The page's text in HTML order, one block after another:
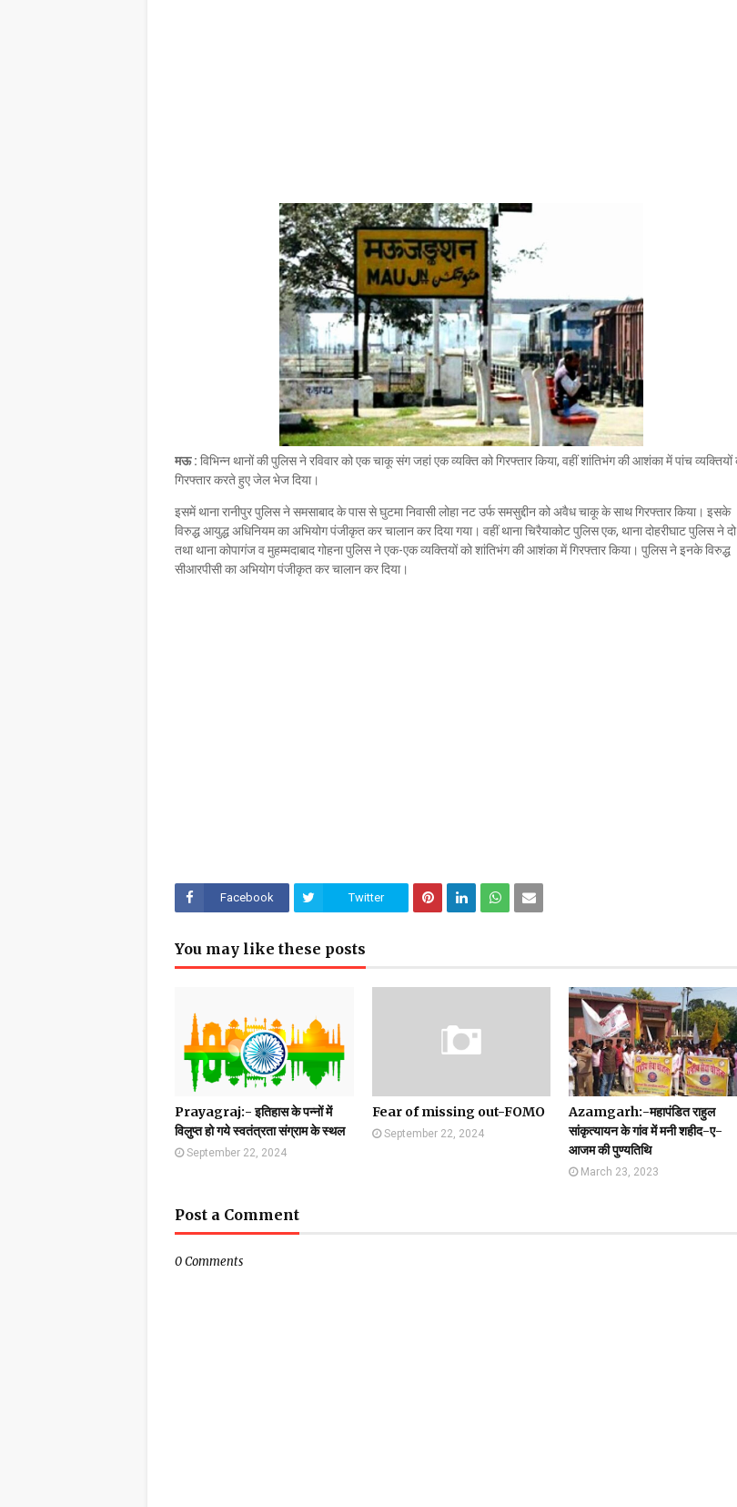
Mau:-ठंड को देखते हुए एक से आठ तक के विद्यालय 31
UP:- यूपी निकाय चुनाव पर हाई कोर्ट का बड़ा फैसला,
UP:-निकाय चुनाव पर 27 को सुनाया जाएगा फैसला
Mau Beat Media
Mau:-यूपी में अब रात 11.00 बजे के बाद नहीं चलेंगी
Mau Beat Media-Dec 21 2022
Mau:- V-Mart को जिला प्रशासन ने किया सील
Mau Beat Media-Dec 19 2022
Mau:-माफिया मुख्तार अंसारी के सहयोगी रफीक पर बड़ी
Mau Beat Media- Dec 14 2022
Mau:- प्री बोर्ड टापर्स को किया गया सम्मानित
Mau Beat Media -Dec 14 2022
Mau:-जिलाधिकारी ने गुंडा एक्ट के तहत 10 लोगों को
Mau Beat Media-Dec 10 2022
Mau:-मऊ के काजीटोला निवासी गौरव वर्मा बने आइएएस
Mau Beat Media-Dec 06 2022
Mau Beat Media-Nov 28 2022
Mau:-जांच में 74 खाद्य नमूनों में 19 में मिली मिलावट
Mau Beat Media-Nov 15 2022
Prayagraj:- इतिहास के पन्नों में विलुप्त हो गये
मऊ : विभिन्न थानों की पुलिस ने रविवार को एक चाकू संग जहां एक व्यक्ति को गिरफ्तार किया, वहीं शांतिभंग की आशंका में पांच व्यक्तियों
गिरफ्तार करते हुए जेल भेज दिया।
इसमें थाना रानीपुर पुलिस ने समसाबाद के पास से घुटमा निवासी लोहा नट उर्फ समसुद्दीन को अवैध चाकू के साथ गिरफ्तार किया। इसके
विरुद्ध आयुद्ध अधिनियम का अभियोग पंजीकृत कर चालान कर दिया गया। वहीं थाना चिरैयाकोट पुलिस एक, थाना दोहरीघाट पुलिस ने दो
तथा थाना कोपागंज व मुहम्मदाबाद गोहना पुलिस ने एक-एक व्यक्तियों को शांतिभंग की आशंका में गिरफ्तार किया। पुलिस ने इनके विरुद्ध
सीआरपीसी का अभियोग पंजीकृत कर चालान कर दिया।
Facebook Twitter
You may like these posts
Prayagraj:- इतिहास के पन्नों में
विलुप्त हो गये स्वतंत्रता संग्राम के स्थल
September 22, 2024
Fear of missing out-FOMO
September 22, 2024
Azamgarh:-महापंडित राहुल
सांकृत्यायन के गांव में मनी शहीद-ए-
आजम की पुण्यतिथि
March 23, 2023
Post a Comment
0 Comments